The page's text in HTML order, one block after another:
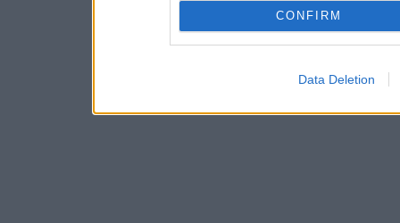
CONFIRM
Data Deletion